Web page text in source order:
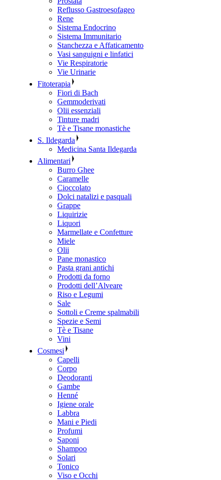
Reflusso Gastroesofageo
Rene
Sistema Endocrino
Sistema Immunitario
Stanchezza e Affaticamento
Vasi sanguigni e linfatici
Vie Respiratorie
Vie Urinarie
Fitoterapia
Fiori di Bach
Gemmoderivati
Olii essenziali
Tinture madri
Tè e Tisane monastiche
S. Ildegarda
Medicina Santa Ildegarda
Alimentari
Burro Ghee
Caramelle
Cioccolato
Dolci natalizi e pasquali
Grappe
Liquirizie
Liquori
Marmellate e Confetture
Miele
Olii
Pane monastico
Pasta grani antichi
Prodotti da forno
Prodotti dell’Alveare
Riso e Legumi
Sale
Sottoli e Creme spalmabili
Spezie e Semi
Tè e Tisane
Vini
Cosmesi
Capelli
Corpo
Deodoranti
Gambe
Henné
Igiene orale
Labbra
Mani e Piedi
Profumi
Saponi
Shampoo
Solari
Tonico
Viso e Occhi